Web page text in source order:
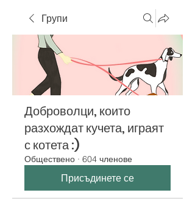
Групи
Доброволци, които
разхождат кучета, играят
с котета :)
Обществено · 604 членове
Присъдинете се